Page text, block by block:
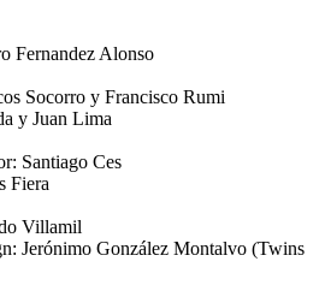
Fernandez Alonso
Socorro y Francisco Rumi
y Juan Lima
Santiago Ces
Fiera
Villamil
Jerónimo González Montalvo (Twins